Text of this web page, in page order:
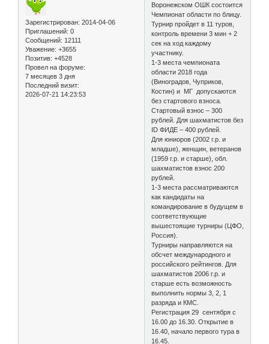
Зарегистрирован: 2014-04-06
Приглашений: 0
Сообщений: 12111
Уважение: +3655
Позитив: +4528
Провел на форуме:
7 месяцев 3 дня
Последний визит:
2026-07-21 14:23:53
Воронежском ОШК состоится
Чемпионат области по блицу.
Турнир пройдет в 11 туров,
контроль времени 3 мин + 2
сек на ход каждому
участнику.
1-3 места чемпионата
области 2018 года
(Виноградов, Чуприков,
Костин) и МГ допускаются
без стартового взноса.
Стартовый взнос – 300
рублей. Для шахматистов без
ID ФИДЕ – 400 рублей.
Для юниоров (2002 г.р. и
младше), женщин, ветеранов
(1959 г.р. и старше), обл.
шахматистов взнос 200
рублей.
1-3 места рассматриваются
как кандидаты на
командирование в будущем в
соответствующие
вышестоящие турниры (ЦФО,
Россия).
Турниры направляются на
обсчет международного и
российского рейтингов. Для
шахматистов 2006 г.р. и
старше есть возможность
выполнить нормы 3, 2, 1
разряда и КМС.
Регистрация 29 сентября с
16.00 до 16.30. Открытие в
16.40, начало первого тура в
16.45.